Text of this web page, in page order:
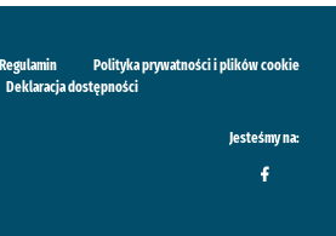
Regulamin
Polityka prywatności i plików cookie
Deklaracja dostępności
Jesteśmy na: